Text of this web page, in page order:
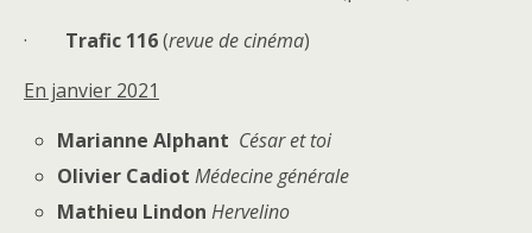
· Trafic 116(revue de cinéma)
En janvier 2021
Marianne Alphant César et toi
Olivier Cadiot Médecine générale
Mathieu Lindon Hervelino